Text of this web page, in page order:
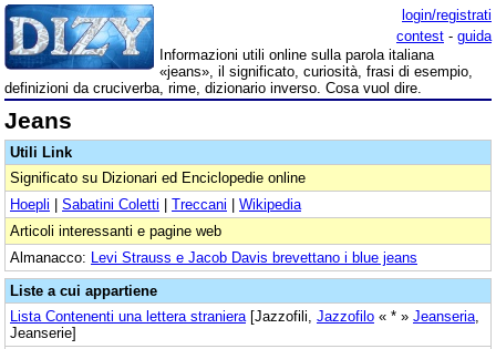
login/registrati
contest - guida
Informazioni utili online sulla parola italiana
«jeans», il significato, curiosità, frasi di esempio,
definizioni da cruciverba, rime, dizionario inverso. Cosa vuol dire.
Jeans
Utili Link
Significato su Dizionari ed Enciclopedie online
Hoepli | Sabatini Coletti | Treccani | Wikipedia
Articoli interessanti e pagine web
Almanacco: Levi Strauss e Jacob Davis brevettano i blue jeans
Liste a cui appartiene
Lista Contenenti una lettera straniera [Jazzofili, Jazzofilo « * » Jeanseria
Jeanserie]